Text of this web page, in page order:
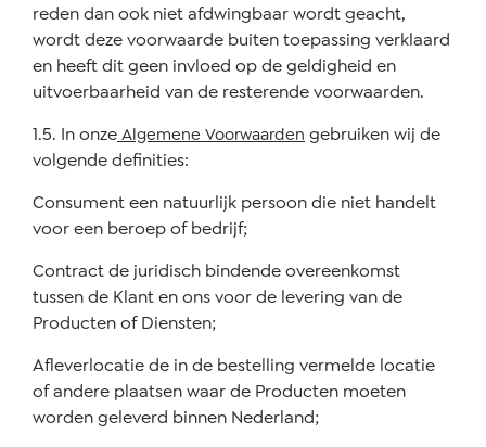
reden dan ook niet afdwingbaar wordt geacht,
wordt deze voorwaarde buiten toepassing verklaard
en heeft dit geen invloed op de geldigheid en
uitvoerbaarheid van de resterende voorwaarden.
1.5. In onze Algemene Voorwaarden gebruiken wij de
volgende definities:
Consument een natuurlijk persoon die niet handelt
voor een beroep of bedrijf;
Contract de juridisch bindende overeenkomst
tussen de Klant en ons voor de levering van de
Producten of Diensten;
Afleverlocatie de in de bestelling vermelde locatie
of andere plaatsen waar de Producten moeten
worden geleverd binnen Nederland;